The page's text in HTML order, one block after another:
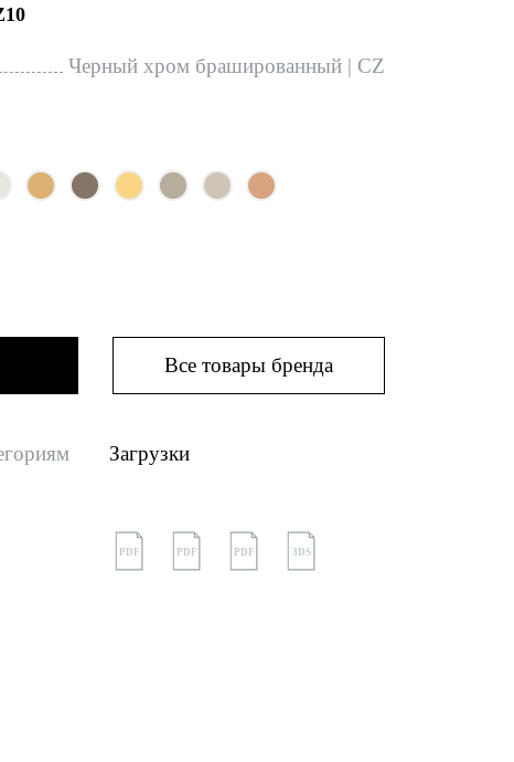
Черный хром брашированный | CZ
Все товары бренда
Загрузки
PDF PDF PDF 3DS